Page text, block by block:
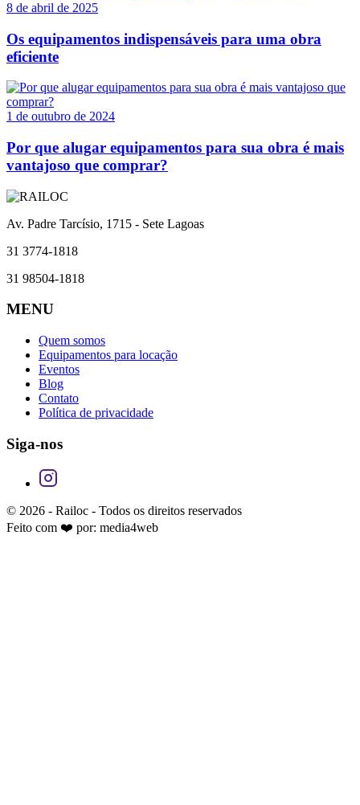
8 de abril de 2025
Os equipamentos indispensáveis para uma obra
eficiente
1 de outubro de 2024
Por que alugar equipamentos para sua obra é mais
vantajoso que comprar?
Av. Padre Tarcísio, 1715 - Sete Lagoas
31 3774-1818
31 98504-1818
MENU
Quem somos
Equipamentos para locação
Eventos
Blog
Contato
Política de privacidade
Siga-nos
© 2026 - Railoc - Todos os direitos reservados
Feito com ❤️ por: media4web